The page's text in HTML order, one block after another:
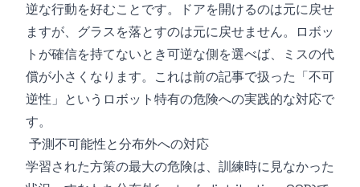
逆な行動を好むことです。ドアを開けるのは元に戻せ
ますが、グラスを落とすのは元に戻せません。ロボッ
トが確信を持てないとき可逆な側を選べば、ミスの代
償が小さくなります。これは前の記事で扱った「不可
逆性」というロボット特有の危険への実践的な対応で
す。
予測不可能性と分布外への対応
学習された方策の最大の危険は、訓練時に見なかった